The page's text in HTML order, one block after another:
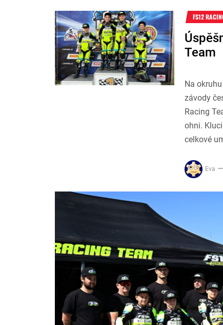
FS12
Team
Na
závody
Racing
ohni.
celkové
Eva